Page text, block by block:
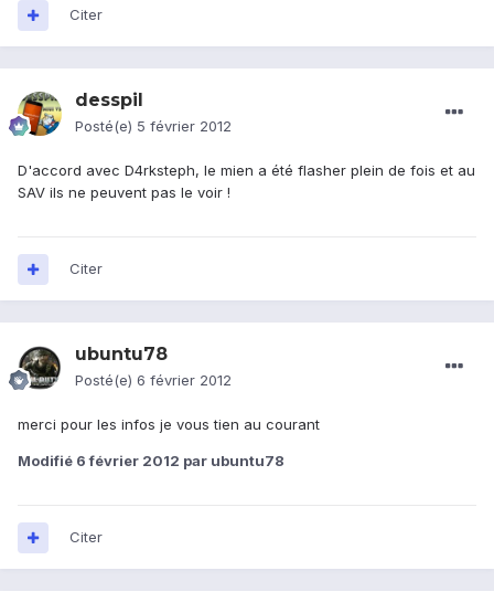
Citer
desspil
Posté(e) 5 février 2012
D'accord avec D4rksteph, le mien a été flasher plein de fois et au
SAV ils ne peuvent pas le voir !
Citer
ubuntu78
Posté(e) 6 février 2012
merci pour les infos je vous tien au courant
Modifié 6 février 2012 par ubuntu78
Citer